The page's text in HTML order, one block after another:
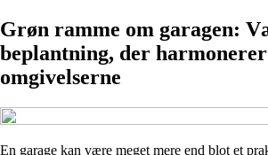
Grøn ramme om garagen:
beplantning, der
omgivelserne
En garage kan være meget mere end blot et